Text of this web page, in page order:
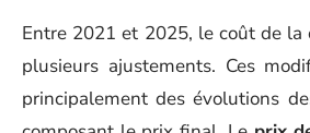
Entre 2021 et 2025, le coût de la
plusieurs ajustements. Ces
principalement des évolutions